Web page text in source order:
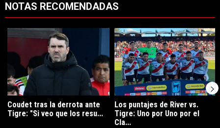
NOTAS RECOMENDADAS
Un artículo de tendencia con el título "Coudet tras la derrota ante
Coudet tras la derrota ante
Tigre: "Si veo que los resu...
Un artículo de tendencia con el
Los puntajes de River vs.
Tigre: Uno por Uno por el
Cla...